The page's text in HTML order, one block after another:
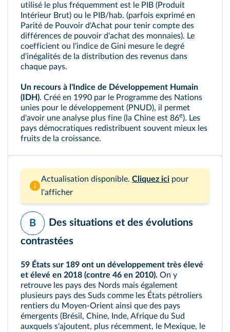
utilisé le plus fréquemment est le PIB (Produit
Intérieur Brut) ou le PIB/hab. (parfois exprimé en
Parité de Pouvoir d'Achat pour tenir compte des
différences de pouvoir d'achat des monnaies). Le
coefficient ou l'indice de Gini mesure le degré
d'inégalités de la distribution des revenus dans
chaque pays.
Un recours à l'Indice de Développement Humain
( IDH). Créé en 1990 par le Programme des Nations
unies pour le développement (PNUD), il permet
d'avoir une analyse plus fine (la Chine est 86e). Les
pays démocratiques redistribuent souvent mieux les
fruits de la croissance.
Actualisation disponible. Cliquez ici pour
l'afficher
B
Des situations et des évolutions
contrastées
59 États sur 189 ont un développement très élevé
et élevé en 2018 (contre 46 en 2010). On y
retrouve les pays des Nords mais également
plusieurs pays des Suds comme les États pétroliers
rentiers du Moyen-Orient ainsi que des pays
émergents (Brésil, Chine, Inde, Afrique du Sud
auxquels s'ajoutent, plus récemment, le Mexique, le